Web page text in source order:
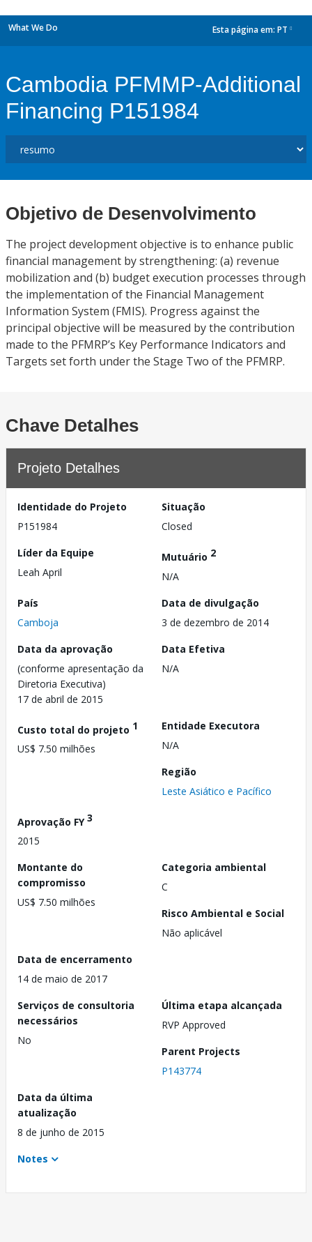
What We Do Esta página em: PT
Cambodia PFMMP-Additional
Financing P151984
Objetivo de Desenvolvimento
The project development objective is to enhance public
financial management by strengthening: (a) revenue
mobilization and (b) budget execution processes through
the implementation of the Financial Management
Information System (FMIS). Progress against the
principal objective will be measured by the contribution
made to the PFMRP’s Key Performance Indicators and
Targets set forth under the Stage Two of the PFMRP.
Chave Detalhes
Projeto Detalhes
Identidade do Projeto
P151984
Situação
Closed
Líder da Equipe
Leah April
Mutuário 2
N/A
País
Camboja
Data de divulgação
3 de dezembro de 2014
Data da aprovação
(conforme apresentação da
Diretoria Executiva)
17 de abril de 2015
Data Efetiva
N/A
Custo total do projeto 1
US$ 7.50 milhões
Entidade Executora
N/A
Região
Leste Asiático e Pacífico
Aprovação FY3
2015
Montante do
compromisso
US$ 7.50 milhões
Categoria ambiental
C
Risco Ambiental e Social
Não aplicável
Data de encerramento
14 de maio de 2017
Serviços de consultoria
necessários
No
Última etapa alcançada
RVP Approved
Parent Projects
P143774
Data da última
atualização
8 de junho de 2015
Notes